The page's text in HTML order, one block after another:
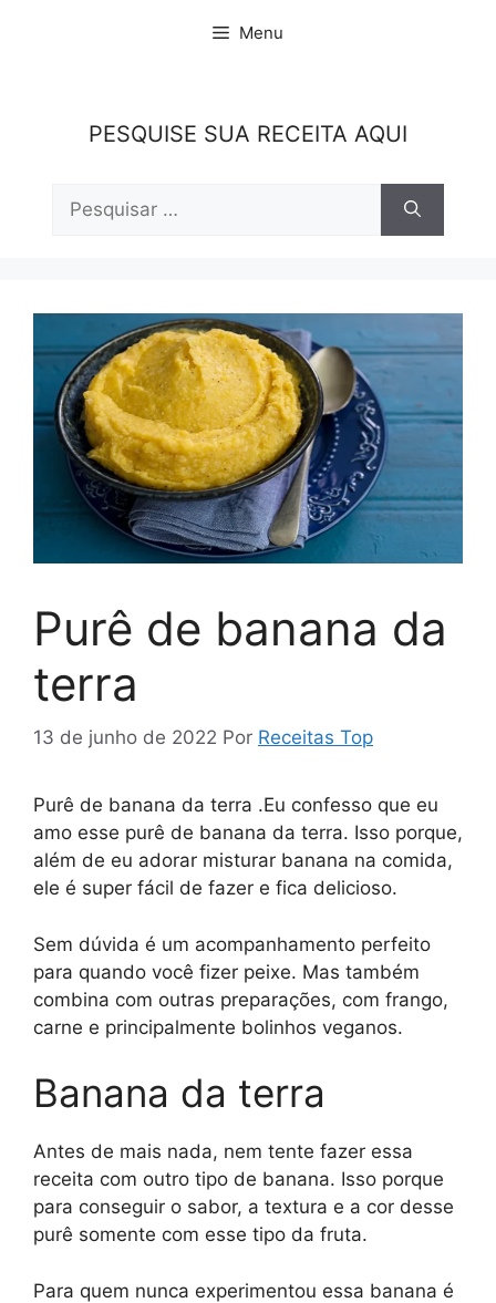
Menu
PESQUISE SUA RECEITA AQUI
por:
Purê de banana da
terra
13 de junho de 2022 Por Receitas Top
Purê de banana da terra .Eu confesso que eu
amo esse purê de banana da terra. Isso porque,
além de eu adorar misturar banana na comida,
ele é super fácil de fazer e fica delicioso.
Sem dúvida é um acompanhamento perfeito
para quando você fizer peixe. Mas também
combina com outras preparações, com frango,
carne e principalmente bolinhos veganos.
Banana da terra
Antes de mais nada, nem tente fazer essa
receita com outro tipo de banana. Isso porque
para conseguir o sabor, a textura e a cor desse
purê somente com esse tipo da fruta.
Para quem nunca experimentou essa banana é